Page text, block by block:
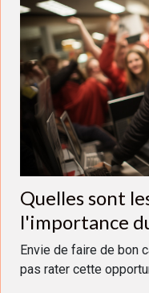
Quelles sont
l'importance
Envie de faire de bon
pas rater cette